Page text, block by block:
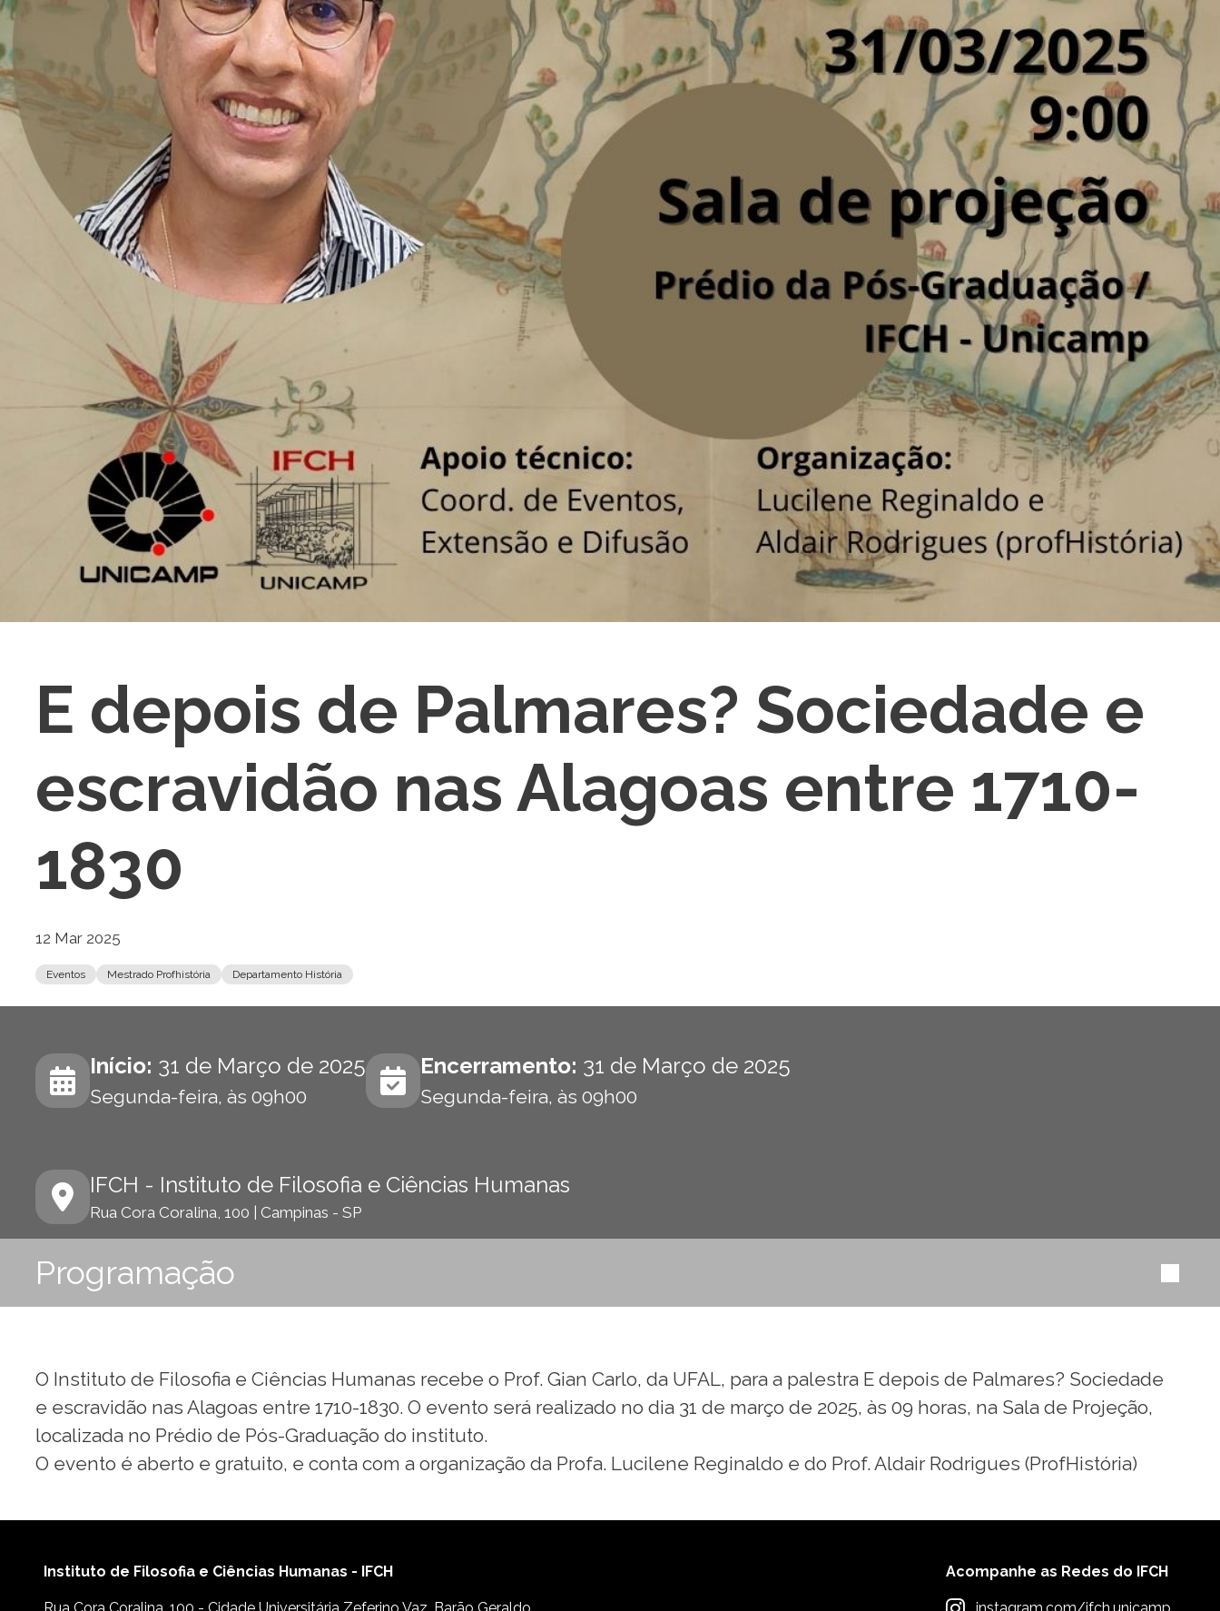
E depois de Palmares? Sociedade e
escravidão nas Alagoas entre 1710-
1830
12 Mar 2025
Eventos Mestrado Profhistória Departamento História
Início: 31 de Março de 2025
Segunda-feira, às 09h00
Encerramento: 31 de Março de 2025
Segunda-feira, às 09h00
IFCH - Instituto de Filosofia e Ciências Humanas
Rua Cora Coralina, 100 | Campinas - SP
Programação
O Instituto de Filosofia e Ciências Humanas recebe o Prof. Gian Carlo, da UFAL, para a palestra E depois de Palmares? Sociedade
e escravidão nas Alagoas entre 1710-1830. O evento será realizado no dia 31 de março de 2025, às 09 horas, na Sala de Projeção,
localizada no Prédio de Pós-Graduação do instituto.
O evento é aberto e gratuito, e conta com a organização da Profa. Lucilene Reginaldo e do Prof. Aldair Rodrigues (ProfHistória)
Instituto de Filosofia e Ciências Humanas - IFCH Acompanhe as Redes do IFCH